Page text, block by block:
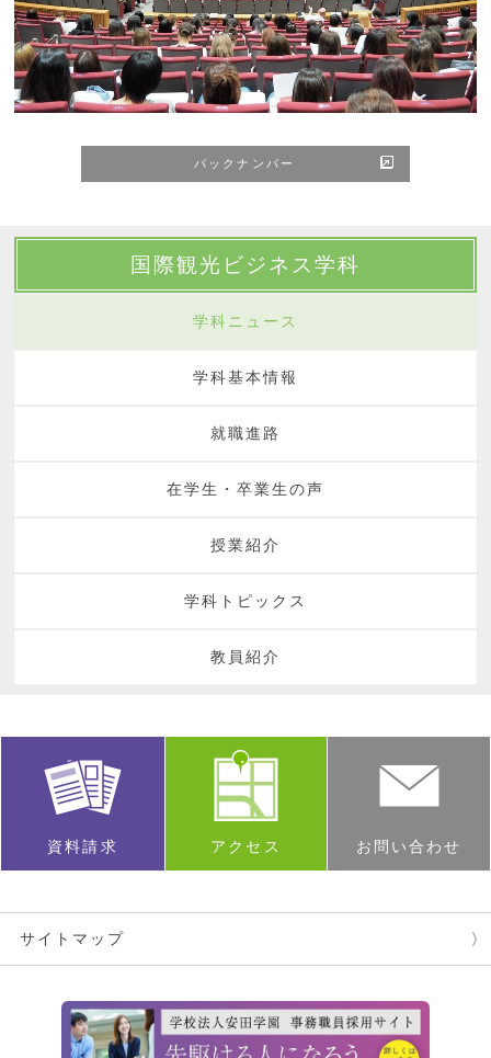
バックナンバー
国際観光ビジネス学科
学科ニュース
学科基本情報
就職進路
在学生・卒業生の声
授業紹介
学科トピックス
教員紹介
資料請求 アクセス お問い合わせ
サイトマップ